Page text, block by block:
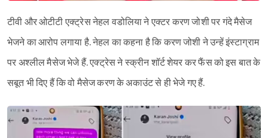
टीवी और ओटीटी एक्ट्रेस नेहल वडोलिया ने एक्टर करण जोशी पर गंदे मैसेज
भेजने का आरोप लगाया है. नेहल का कहना है कि करण जोशी ने उन्हें इंस्टाग्राम
पर अश्लील मैसेज भेजे हैं. एक्ट्रेस ने स्क्रीन शॉर्ट शेयर कर फैंस को इस बात के
सबूत भी दिए हैं कि वो मैसेज करण के अकाउंट से ही भेजे गए हैं.